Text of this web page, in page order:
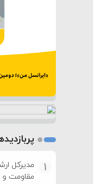
1
مدیرکل
مقاومت و